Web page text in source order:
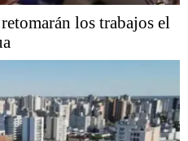
los trabajos el